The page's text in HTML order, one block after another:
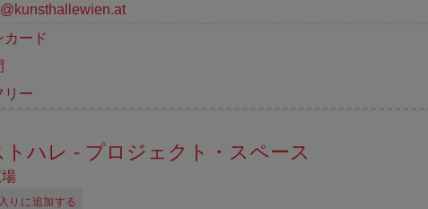
カード
リー
トハレ - プロジェクト・スペース
りに追加する